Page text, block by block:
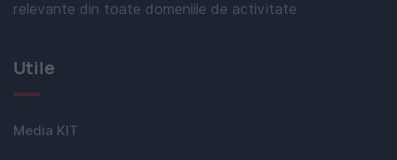
relevante din toate domeniile de activitate
Utile
Media KIT